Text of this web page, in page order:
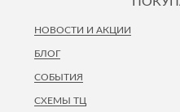
НОВОСТИ И АКЦИИ
БЛОГ
СОБЫТИЯ
СХЕМЫ ТЦ